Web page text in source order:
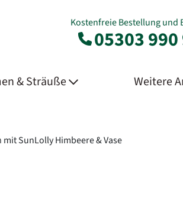
Kostenfreie Bestellung und
05303 990
& Sträuße Weitere